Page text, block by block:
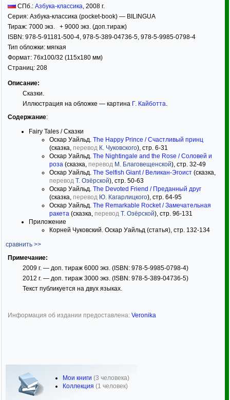
СПб.: Азбука-классика, 2008 г.
Серия: Азбука-классика (pocket-book) — BILINGUA
Тираж: 7000 экз. + 9000 экз. (доп.тираж)
ISBN: 978-5-91181-500-4, 978-5-389-04736-5, 978-5-9985-0798-4
Тип обложки: мягкая
Формат: 76x100/32 (115x180 мм)
Страниц: 208
Описание:
Сказки.
Иллюстрация на обложке — картина Г. Кайботта.
Содержание:
Fairy Tales / Сказки
Оскар Уайльд. The Happy Prince / Счастливый принц
(сказка, перевод К. Чуковского), стр. 6-31
Оскар Уайльд. The Nightingale and the Rose / Соловей и
роза (сказка, перевод М. Благовещенской), стр. 32-49
Оскар Уайльд. The Selfish Giant / Великан-Эгоист (сказка,
перевод Т. Озёрской), стр. 50-63
Оскар Уайльд. The Devoted Friend / Преданный друг
(сказка, перевод Ю. Кагарлицкого), стр. 64-95
Оскар Уайльд. The Remarkable Rocket / Замечательная
ракета (сказка, перевод Т. Озёрской), стр. 96-131
Приложение
Корней Чуковский. Оскар Уайльд (статья), стр. 132-134
сравнить >>
Примечание:
2009 г. — доп. тираж 6000 экз. (ISBN: 978-5-9985-0798-4)
2012 г. — доп. тираж 3000 экз. (ISBN: 978-5-389-04736-5)
Текст публикуется на двух языках.
Информация об издании предоставлена: Veronika
Мои книги (3 человека)
Коллекция (1 человек)